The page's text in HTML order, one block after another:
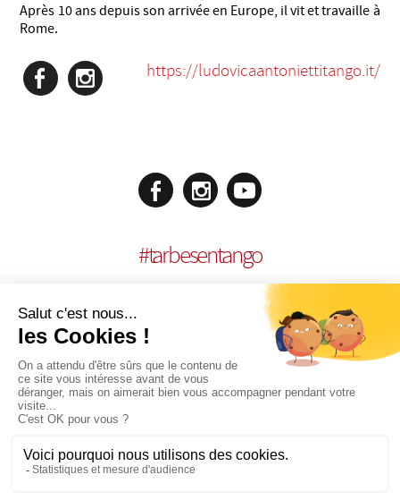
Après 10 ans depuis son arrivée en Europe, il vit et travaille à
Rome.
https://ludovicaantoniettitango.it/
#tarbesentango
MENTIONS LÉGALES| RÉALISATION :